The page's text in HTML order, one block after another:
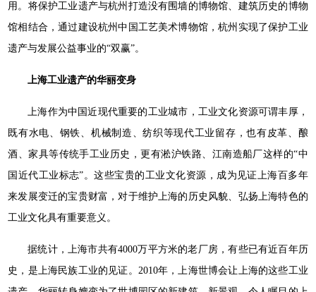
用。将保护工业遗产与杭州打造没有围墙的博物馆、建筑历史的博物
馆相结合，通过建设杭州中国工艺美术博物馆，杭州实现了保护工业
遗产与发展公益事业的“双赢”。
上海工业遗产的华丽变身
上海作为中国近现代重要的工业城市，工业文化资源可谓丰厚，
既有水电、钢铁、机械制造、纺织等现代工业留存，也有皮革、酿
酒、家具等传统手工业历史，更有淞沪铁路、江南造船厂这样的“中
国近代工业标志”。这些宝贵的工业文化资源，成为见证上海百多年
来发展变迁的宝贵财富，对于维护上海的历史风貌、弘扬上海特色的
工业文化具有重要意义。
据统计，上海市共有4000万平方米的老厂房，有些已有近百年历
史，是上海民族工业的见证。2010年，上海世博会让上海的这些工业